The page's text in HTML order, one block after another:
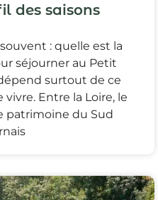
des saisons
: quelle est la
séjourner au Petit
surtout de ce
Entre la Loire, le
patrimoine du Sud